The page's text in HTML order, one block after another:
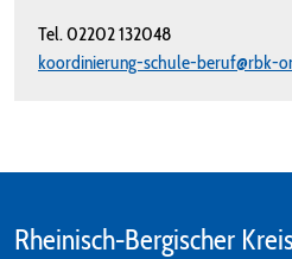
Tel.02202 132048
koordinierung-schule-beruf@rbk-
Rheinisch-Bergischer